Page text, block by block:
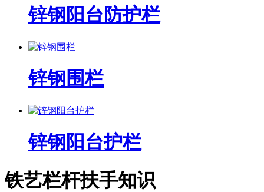
锌钢阳台防护栏
锌钢围栏
锌钢阳台护栏
铁艺栏杆扶手知识